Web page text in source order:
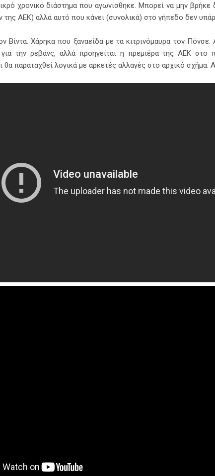
χρονικό διάστημα που αγωνίσθηκε. Μπορεί να μην
της ΑΕΚ) αλλά αυτό που κάνει (συνολικά) στο γήπεδο δεν
Βίντα. Χάρηκα που ξαναείδα με τα κιτρινόμαυρα τον
για την ρεβάνς, αλλά προηγείται η πρεμιέρα της ΑΕΚ
θα παραταχθεί λογικά με αρκετές αλλαγές στο αρχικό σχήμα.